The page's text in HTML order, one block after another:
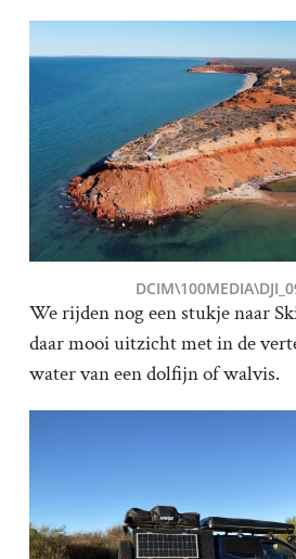
We rijden nog een stukje naar
daar mooi uitzicht met in de
water van een dolfijn of walvis.